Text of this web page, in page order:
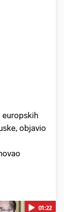
europskih
objavio
01:22